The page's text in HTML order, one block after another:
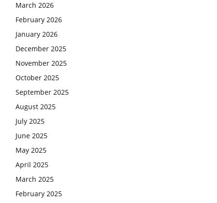
March 2026
February 2026
January 2026
December 2025
November 2025
October 2025
September 2025
August 2025
July 2025
June 2025
May 2025
April 2025
March 2025
February 2025